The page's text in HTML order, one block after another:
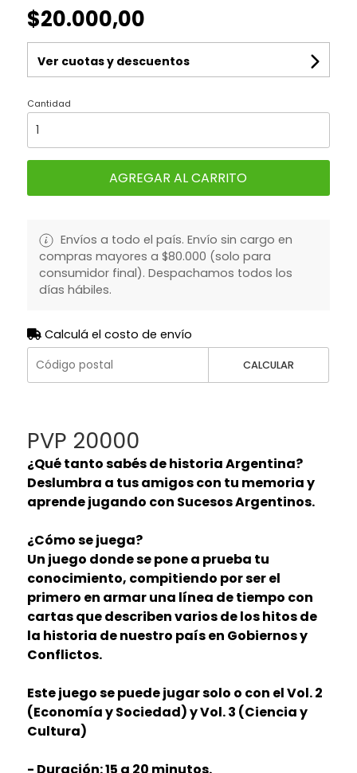
$20.000,00
Ver cuotas y descuentos
Cantidad
AGREGAR AL CARRITO
Envíos a todo el país. Envío sin cargo en
compras mayores a $80.000 (solo para
consumidor final). Despachamos todos los
días hábiles.
Calculá el costo de envío
CALCULAR
PVP 20000
¿Qué tanto sabés de historia Argentina?
Deslumbra a tus amigos con tu memoria y
aprende jugando con Sucesos Argentinos.
¿Cómo se juega?
Un juego donde se pone a prueba tu
conocimiento, compitiendo por ser el
primero en armar una línea de tiempo con
cartas que describen varios de los hitos de
la historia de nuestro país en Gobiernos y
Conflictos.
Este juego se puede jugar solo o con el Vol. 2
(Economía y Sociedad) y Vol. 3 (Ciencia y
Cultura)
- Duración: 15 a 20 minutos.